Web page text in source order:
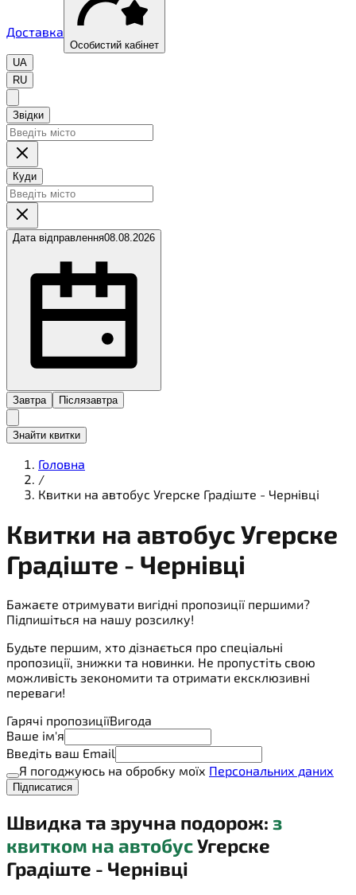
Доставка
Особистий кабінет
UA
RU
Звідки
Куди
Дата відправлення08.08.2026
Завтра Післязавтра
Знайти квитки
Головна
/
Квитки на автобус Угерске Градіште - Чернівці
Квитки на автобусУгерске
Градіште - Чернівці
Бажаєте отримувати вигідні пропозиції першими?
Підпишіться на нашу розсилку!
Будьте першим, хто дізнається про спеціальні
пропозиції, знижки та новинки. Не пропустіть свою
можливість зекономити та отримати ексклюзивні
переваги!
Гарячі пропозиціїВигода
Ваше ім'я
Введіть ваш Email
Я погоджуюсь на обробку моїх Персональних даних
Підписатися
Швидка та зручна подорож: з
квитком на автобусУгерске
Градіште - Чернівці